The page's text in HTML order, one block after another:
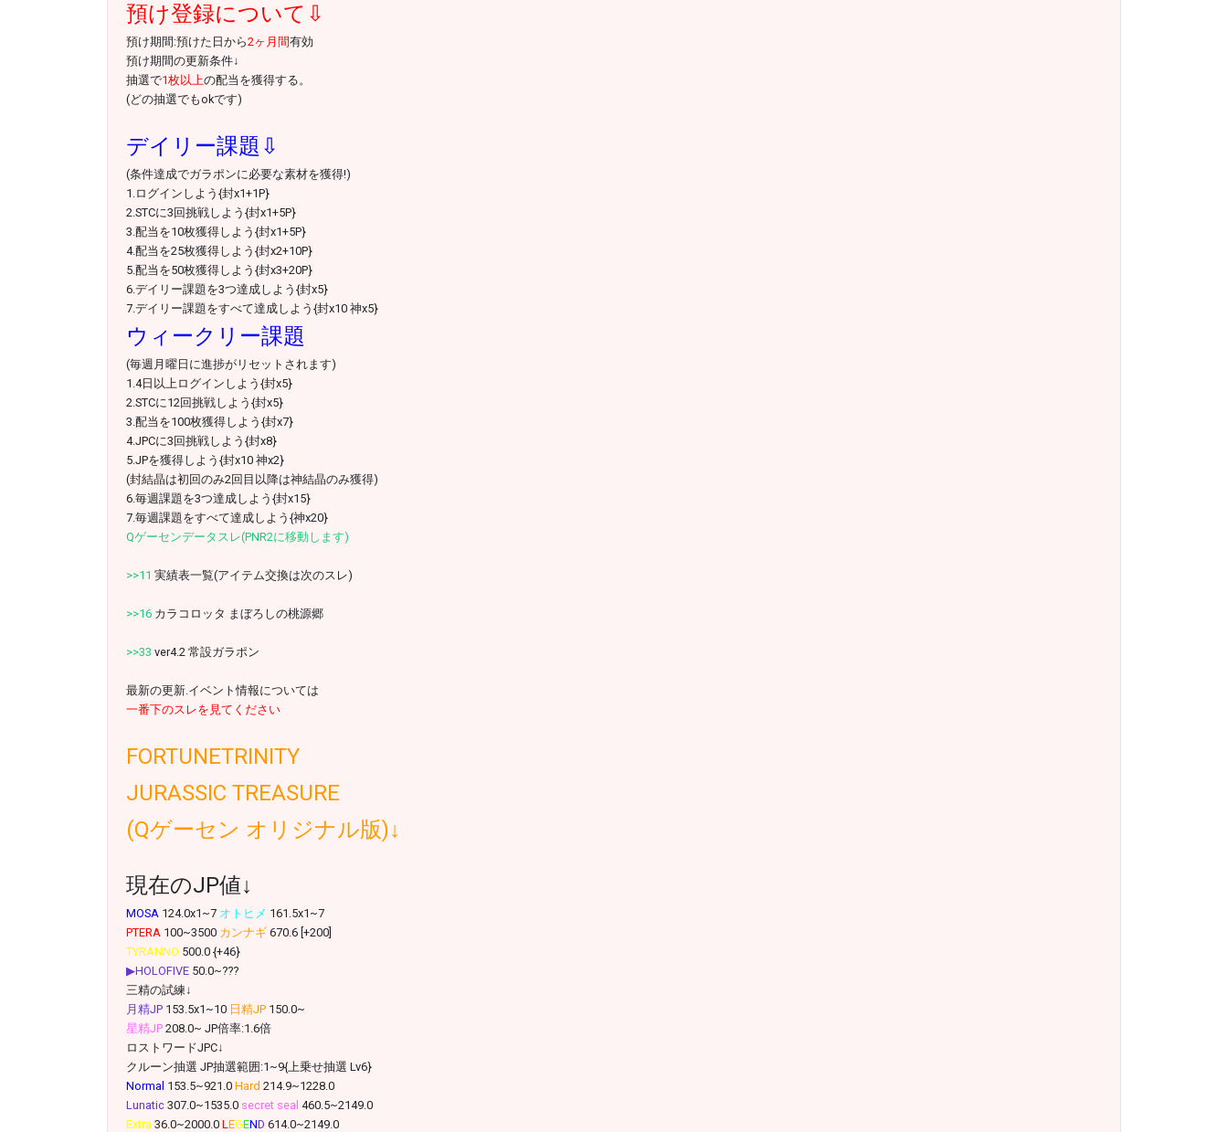
預け登録について⇩
預け期間:預けた日から2ヶ月間有効
預け期間の更新条件↓
抽選で1枚以上の配当を獲得する。
(どの抽選でもokです)
デイリー課題⇩
(条件達成でガラポンに必要な素材を獲得!)
1.ログインしよう{封x1+1P}
2.STCに3回挑戦しよう{封x1+5P}
3.配当を10枚獲得しよう{封x1+5P}
4.配当を25枚獲得しよう{封x2+10P}
5.配当を50枚獲得しよう{封x3+20P}
6.デイリー課題を3つ達成しよう{封x5}
7.デイリー課題をすべて達成しよう{封x10 神x5}
ウィークリー課題
(毎週月曜日に進捗がリセットされます)
1.4日以上ログインしよう{封x5}
2.STCに12回挑戦しよう{封x5}
3.配当を100枚獲得しよう{封x7}
4.JPCに3回挑戦しよう{封x8}
5.JPを獲得しよう{封x10 神x2}
(封結晶は初回のみ2回目以降は神結晶のみ獲得)
6.毎週課題を3つ達成しよう{封x15}
7.毎週課題をすべて達成しよう{神x20}
Qゲーセンデータスレ(PNR2に移動します)
>>11 実績表一覧(アイテム交換は次のスレ)
>>16 カラコロッタ まぼろしの桃源郷
>>33 ver4.2 常設ガラポン
最新の更新.イベント情報については
一番下のスレを見てください
FORTUNETRINITY
JURASSIC TREASURE
(Qゲーセン オリジナル版)↓
現在のJP値↓
MOSA 124.0x1~7 オトヒメ 161.5x1~7
PTERA 100~3500 カンナギ 670.6 [+200]
TYRANNO 500.0 {+46}
▶HOLOFIVE 50.0~???
三精の試練↓
月精JP 153.5x1~10 日精JP 150.0~
星精JP 208.0~ JP倍率:1.6倍
ロストワードJPC↓
クルーン抽選 JP抽選範囲:1~9{上乗せ抽選 Lv6}
Normal 153.5~921.0 Hard 214.9~1228.0
Lunatic 307.0~1535.0 secret seal 460.5~2149.0
Extra 36.0~2000.0 LEGEND 614.0~2149.0